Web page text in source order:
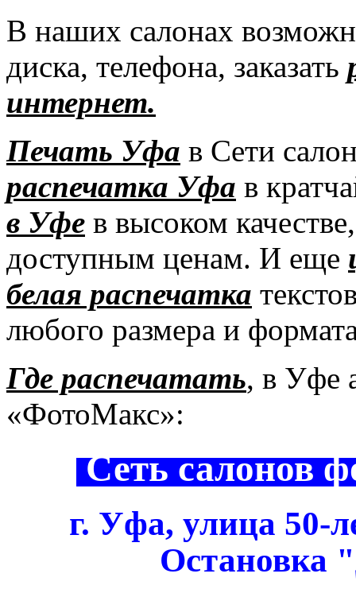
В наших салонах
диска, телефона, заказать
интернет.
Печать Уфа в Сети
распечатка Уфа в
в Уфе в высоком
доступным ценам. И еще
белая распечатка
любого размера и
Где распечатать, в Уфе
«ФотоМакс»:
Сеть салонов
г. Уфа, улица 50-
Остановка